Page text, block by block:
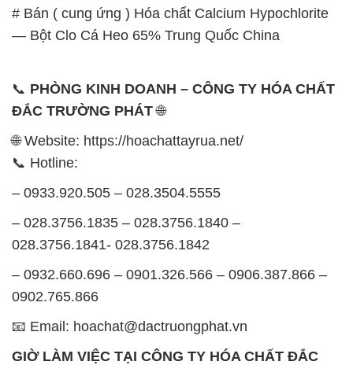
# Bán ( cung ứng ) Hóa chất Calcium Hypochlorite
— Bột Clo Cá Heo 65% Trung Quốc China
📞 PHÒNG KINH DOANH – CÔNG TY HÓA CHẤT
ĐẮC TRƯỜNG PHÁT🌐
🌐 Website: https://hoachattayrua.net/
📞 Hotline:
– 0933.920.505 – 028.3504.5555
– 028.3756.1835 – 028.3756.1840 –
028.3756.1841- 028.3756.1842
– 0932.660.696 – 0901.326.566 – 0906.387.866 –
0902.765.866
📧 Email: hoachat@dactruongphat.vn
GIỜ LÀM VIỆC TẠI CÔNG TY HÓA CHẤT ĐẮC